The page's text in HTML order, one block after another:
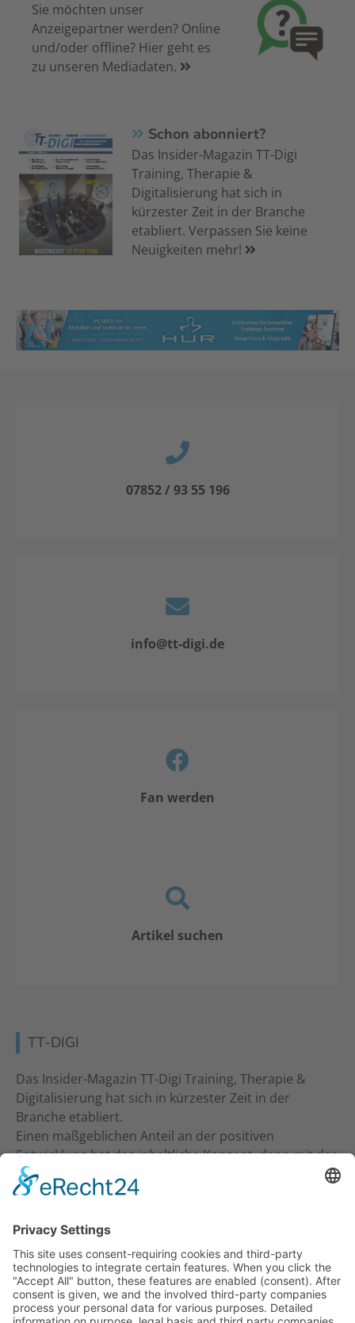
Sie möchten unser
Anzeigepartner werden? Online
und/oder offline? Hier geht es
zu unseren Mediadaten.
Schon abonniert?
Das Insider-Magazin TT-Digi
Training, Therapie &
Digitalisierung hat sich in
kürzester Zeit in der Branche
etabliert. Verpassen Sie keine
Neuigkeiten mehr!
07852 / 93 55 196
info@tt-digi.de
Fan werden
Artikel suchen
TT-DIGI
Das Insider-Magazin TT-Digi Training, Therapie &
Digitalisierung hat sich in kürzester Zeit in der
Branche etabliert.
Einen maßgeblichen Anteil an der positiven
Entwicklung hat das inhaltliche Konzept, denn mit der
inhaltlichen Ansprache an Studio-Inhaber, Trainer &
Therapeuten wurde ein neuer Standard gesetzt. Ein
KONTAKT
Verlag für Prävention & Gesundheit GmbH
Waldseestraße 27